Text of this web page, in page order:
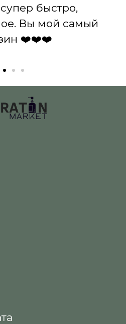
быстро,
Вы мой самый
❤️❤️❤️